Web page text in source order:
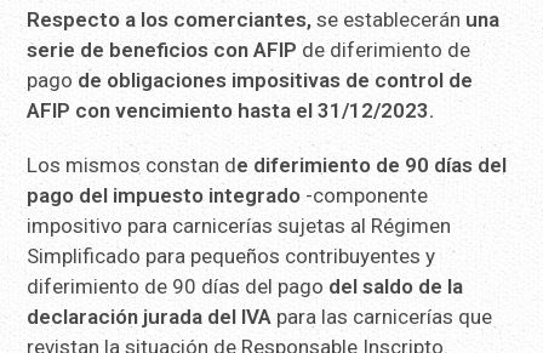
Respecto a los comerciantes, se establecerán una
serie de beneficios con AFIP de diferimiento de
pagode obligaciones impositivas de control de
AFIP con vencimiento hasta el 31/12/2023.
Los mismos constan de diferimiento de 90 días del
pago del impuesto integrado -componente
impositivo para carnicerías sujetas al Régimen
Simplificado para pequeños contribuyentes y
diferimiento de 90 días del pago del saldo de la
declaración jurada del IVA para las carnicerías que
revistan la situación de Responsable Inscripto.